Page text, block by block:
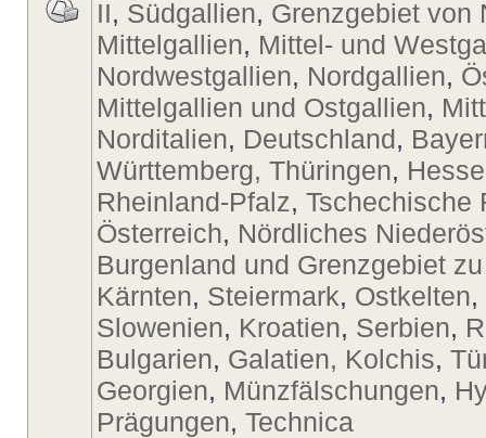
II, Südgallien, Grenzgebiet von
Mittelgallien, Mittel- und
Nordwestgallien, Nordgallien,
Mittelgallien und Ostgallien,
Norditalien, Deutschland,
Württemberg, Thüringen,
Rheinland-Pfalz, Tschechische
Österreich, Nördliches
Burgenland und Grenzgebiet
Kärnten, Steiermark, Ostkelten,
Slowenien, Kroatien, Serbien,
Bulgarien, Galatien, Kolchis,
Georgien, Münzfälschungen,
Prägungen, Technica